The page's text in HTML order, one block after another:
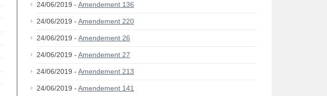
24/06/2019 - Amendement 136
24/06/2019 - Amendement 220
24/06/2019 - Amendement 26
24/06/2019 - Amendement 27
24/06/2019 - Amendement 213
24/06/2019 - Amendement 141